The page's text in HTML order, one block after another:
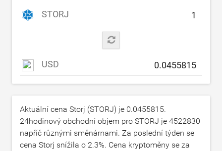
STORJ
USD
Aktuální cena Storj (STORJ) je 0.0455815.
24hodinový obchodní objem pro STORJ je 4522830
napříč různými směnárnami. Za poslední týden se
cena Storj snížila o 2.3%. Cena kryptoměny se za